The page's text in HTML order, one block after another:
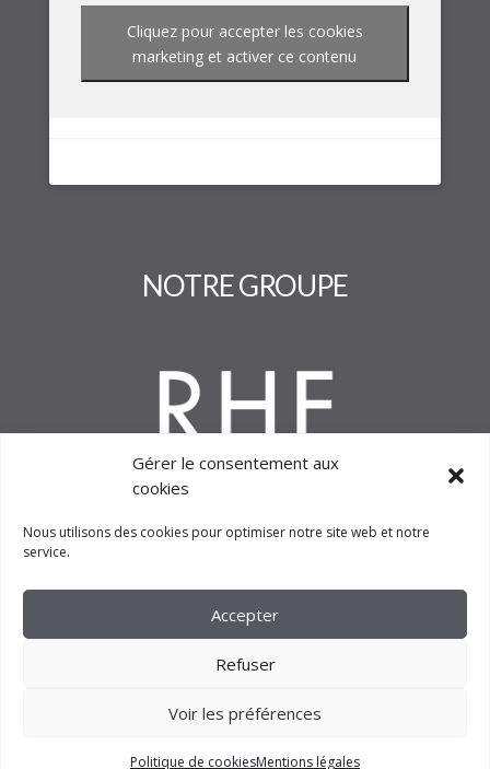
Gérer le consentement aux
cookies
Nous utilisons des cookies pour optimiser notre site web et notre
service.
Accepter
Refuser
Voir les préférences
Politique de cookiesMentions légales